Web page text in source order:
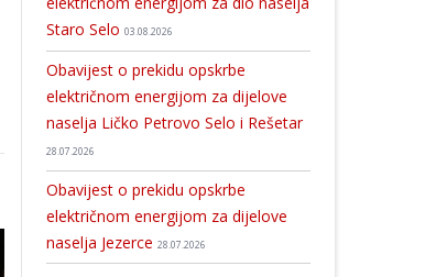
Staro Selo 03.08.2026
Obavijest o prekidu opskrbe
električnom energijom za dijelove
naselja Ličko Petrovo Selo i Rešetar
28.07.2026
Obavijest o prekidu opskrbe
električnom energijom za dijelove
naselja Jezerce 28.07.2026